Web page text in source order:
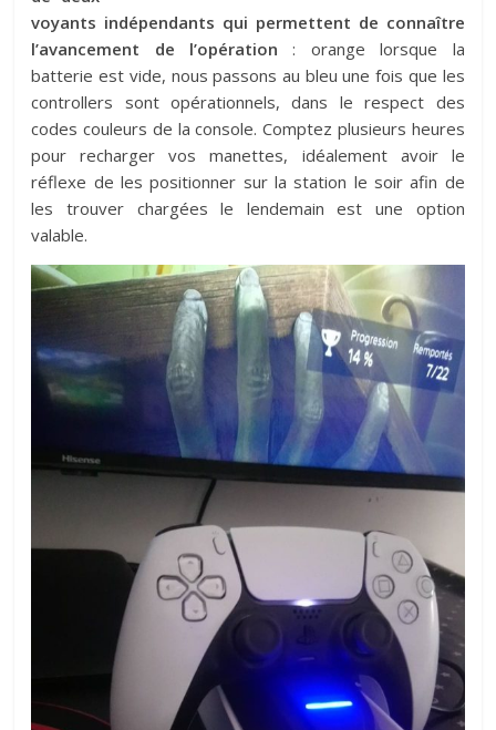
voyants indépendants qui permettent de connaître
l’avancement de l’opération : orange lorsque la
batterie est vide, nous passons au bleu une fois que les
controllers sont opérationnels, dans le respect des
codes couleurs de la console. Comptez plusieurs heures
pour recharger vos manettes, idéalement avoir le
réflexe de les positionner sur la station le soir afin de
les trouver chargées le lendemain est une option
valable.